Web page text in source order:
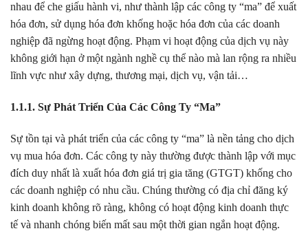
nhau để che giấu hành vi, như thành lập các công ty “ma” để xuất
hóa đơn, sử dụng hóa đơn khống hoặc hóa đơn của các doanh
nghiệp đã ngừng hoạt động. Phạm vi hoạt động của dịch vụ này
không giới hạn ở một ngành nghề cụ thể nào mà lan rộng ra nhiều
lĩnh vực như xây dựng, thương mại, dịch vụ, vận tải…
1.1.1. Sự Phát Triển Của Các Công Ty “Ma”
Sự tồn tại và phát triển của các công ty “ma” là nền tảng cho dịch
vụ mua hóa đơn. Các công ty này thường được thành lập với mục
đích duy nhất là xuất hóa đơn giá trị gia tăng (GTGT) khống cho
các doanh nghiệp có nhu cầu. Chúng thường có địa chỉ đăng ký
kinh doanh không rõ ràng, không có hoạt động kinh doanh thực
tế và nhanh chóng biến mất sau một thời gian ngắn hoạt động.